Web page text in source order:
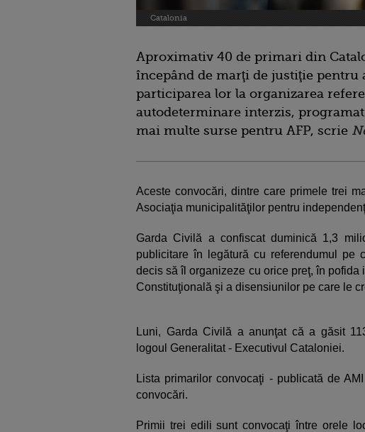
Catalonia
Aproximativ 40 de primari din
începând de marţi de justiţie pentru
participarea lor la organizarea
autodeterminare interzis,
mai multe surse pentru AFP, scrie
Aceste convocări, dintre care primele trei
Asociaţia municipalităţilor pentru
Garda Civilă a confiscat duminică 1,3
publicitare în legătură cu referendumul pe
decis să îl organizeze cu orice preţ, în
Constituţională şi a disensiunilor pe care le
Luni, Garda Civilă a anunţat că a găsit
logoul Generalitat - Executivul Cataloniei.
Lista primarilor convocaţi - publicată de
convocări.
Primii trei edili sunt convocaţi între orele